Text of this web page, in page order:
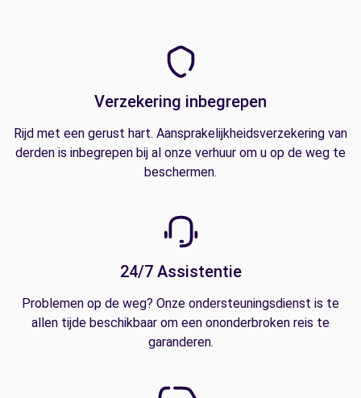
Verzekering inbegrepen
Rijd met een gerust hart. Aansprakelijkheidsverzekering van
derden is inbegrepen bij al onze verhuur om u op de weg te
beschermen.
24/7 Assistentie
Problemen op de weg? Onze ondersteuningsdienst is te
allen tijde beschikbaar om een ononderbroken reis te
garanderen.